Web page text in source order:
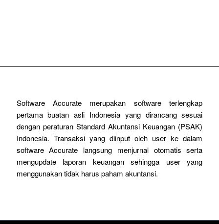
Software Accurate merupakan software terlengkap
pertama buatan asli Indonesia yang dirancang sesuai
dengan peraturan Standard Akuntansi Keuangan (PSAK)
Indonesia. Transaksi yang diinput oleh user ke dalam
software Accurate langsung menjurnal otomatis serta
mengupdate laporan keuangan sehingga user yang
menggunakan tidak harus paham akuntansi.